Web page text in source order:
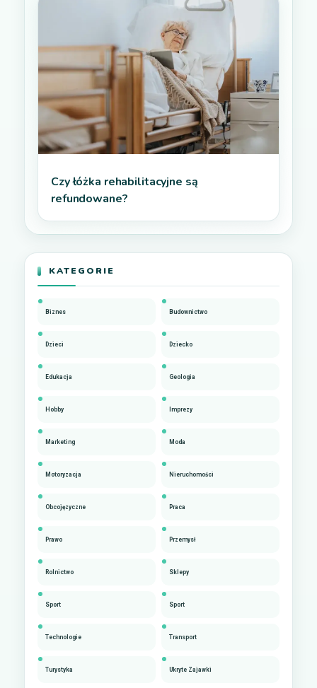
Czy łóżka rehabilitacyjne są
refundowane?
KATEGORIE
Biznes Budownictwo
Dzieci Dziecko
Edukacja Geologia
Hobby Imprezy
Marketing Moda
Motoryzacja Nieruchomości
Obcojęzyczne Praca
Prawo Przemysł
Rolnictwo Sklepy
Sport Sport
Technologie Transport
Turystyka Ukryte Zajawki